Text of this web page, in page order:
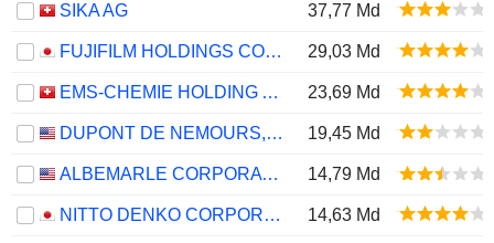
SIKA AG 37,77 Md
FUJIFILM HOLDINGS CORPORATION 29,03 Md
EMS-CHEMIE HOLDING AG 23,69 Md
DUPONT DE NEMOURS, INC. 19,45 Md
ALBEMARLE CORPORATION 14,79 Md
NITTO DENKO CORPORATION 14,63 Md